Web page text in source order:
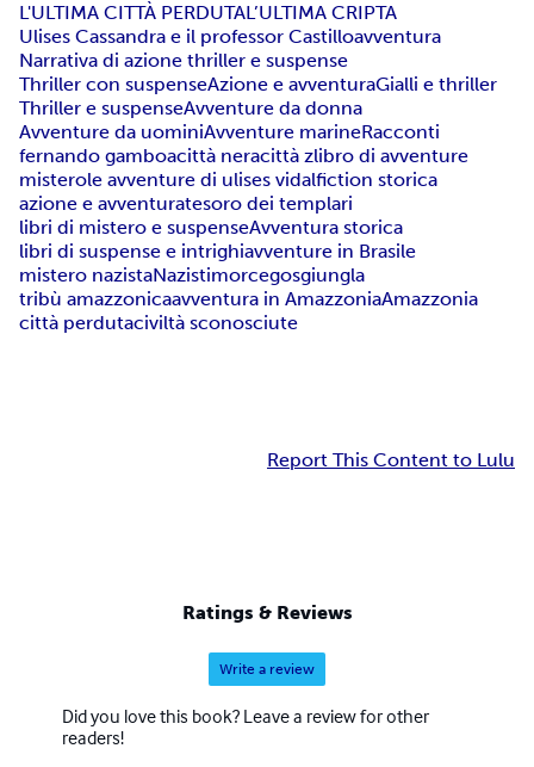
L'ULTIMA CITTÀ PERDUTAL’ULTIMA CRIPTA
Ulises Cassandra e il professor Castilloavventura
Narrativa di azione thriller e suspense
Thriller con suspenseAzione e avventuraGialli e thriller
Thriller e suspenseAvventure da donna
Avventure da uominiAvventure marineRacconti
fernando gamboacittà neracittà zlibro di avventure
misterole avventure di ulises vidalfiction storica
azione e avventuratesoro dei templari
libri di mistero e suspenseAvventura storica
libri di suspense e intrighiavventure in Brasile
mistero nazistaNazistimorcegosgiungla
tribù amazzonicaavventura in AmazzoniaAmazzonia
città perdutaciviltà sconosciute
Report This Content to Lulu
Ratings & Reviews
Write a review
Did you love this book? Leave a review for other
readers!